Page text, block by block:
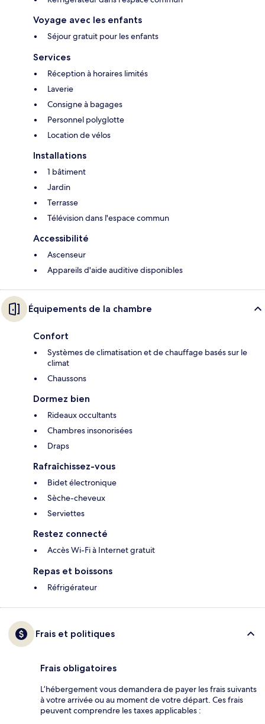
Voyage avec les enfants
Séjour gratuit pour les enfants
Services
Réception à horaires limités
Laverie
Consigne à bagages
Personnel polyglotte
Location de vélos
Installations
1 bâtiment
Jardin
Terrasse
Télévision dans l'espace commun
Accessibilité
Ascenseur
Appareils d'aide auditive disponibles
Équipements de la chambre
Confort
Systèmes de climatisation et de chauffage basés sur le
climat
Chaussons
Dormez bien
Rideaux occultants
Chambres insonorisées
Draps
Rafraîchissez-vous
Bidet électronique
Sèche-cheveux
Serviettes
Restez connecté
Accès Wi-Fi à Internet gratuit
Repas et boissons
Réfrigérateur
Frais et politiques
Frais obligatoires
L’hébergement vous demandera de payer les frais suivants
à votre arrivée ou au moment de votre départ. Ces frais
peuvent comprendre les taxes applicables :